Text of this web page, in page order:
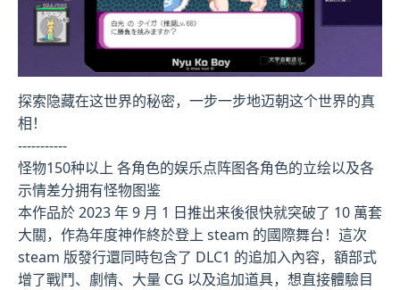
探索隐藏在这世界的秘密，一步一步地迈朝这个世界的真
相！
-----------
怪物150种以上 各角色的娱乐点阵图各角色的立绘以及各
示情差分拥有怪物图鉴
本作品於 2023 年 9 月 1 日推出来後很快就突破了 10 萬套
大關，作為年度神作終於登上 steam 的國際舞台！這次
steam 版發行還同時包含了 DLC1 的追加入內容，額部式
增了戰鬥、劇情、大量 CG 以及追加道具，想直接體驗目